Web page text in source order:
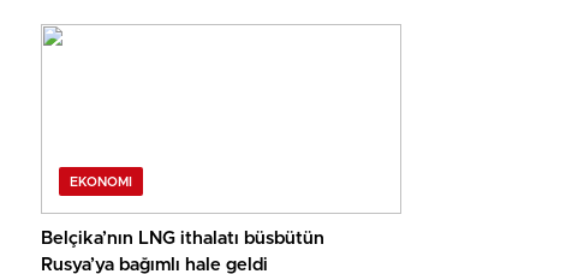
EKONOMI
Belçika’nın LNG ithalatı büsbütün
Rusya’ya bağımlı hale geldi